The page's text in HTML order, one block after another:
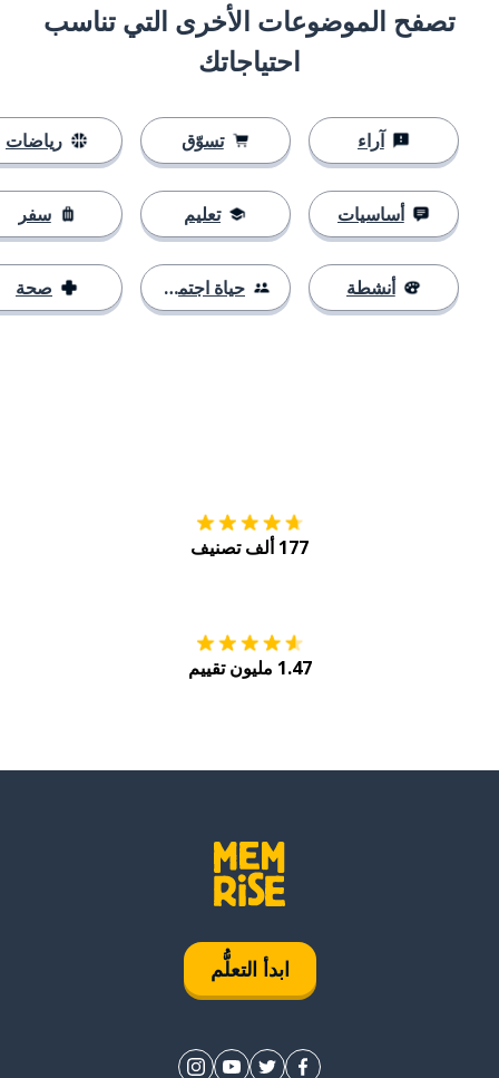
تصفح الموضوعات الأخرى التي تناسب
احتياجاتك
آراء
أساسيات
أنشطة
تسوّق
تعليم
حياة اجتماعية
رياضات
سفر
صحة
177 ألف تصنيف
1.47 مليون تقييم
ابدأ التعلُّم